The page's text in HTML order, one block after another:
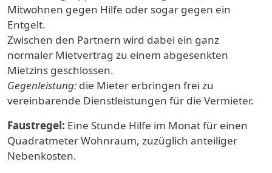
Mitwohnen gegen Hilfe oder sogar gegen ein
Entgelt.
Zwischen den Partnern wird dabei ein ganz
normaler Mietvertrag zu einem abgesenkten
Mietzins geschlossen.
Gegenleistung: die Mieter erbringen frei zu
vereinbarende Dienstleistungen für die Vermieter.
Faustregel: Eine Stunde Hilfe im Monat für einen
Quadratmeter Wohnraum, zuzüglich anteiliger
Nebenkosten.